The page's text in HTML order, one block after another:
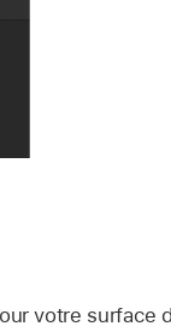
votre surface